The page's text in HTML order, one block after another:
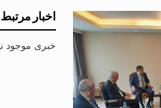
اخبار مرتبط
خبری موجود